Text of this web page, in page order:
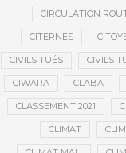
CIRCULATION
CITERNES
CIVILS TUÉS CIVILS
CIWARA CLABA
CLASSEMENT 2021
CLIMAT